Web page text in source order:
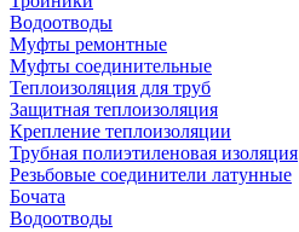
Водоотводы
Муфты ремонтные
Муфты соединительные
Теплоизоляция для труб
Защитная теплоизоляция
Крепление теплоизоляции
Трубная полиэтиленовая изоляция
Резьбовые соединители латунные
Бочата
Водоотводы